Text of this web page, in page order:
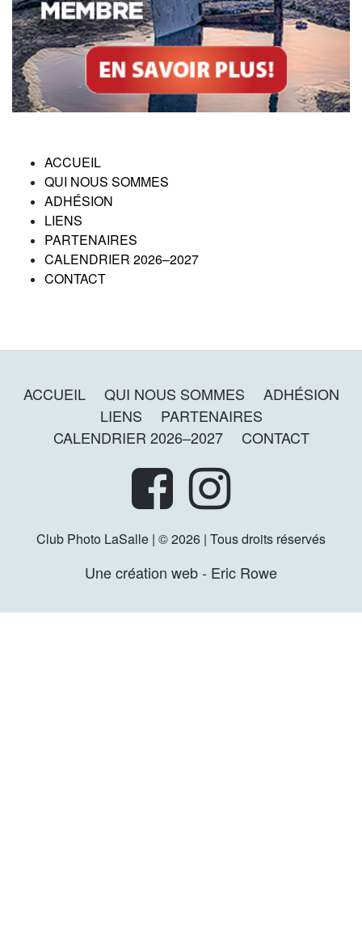
ACCUEIL
QUI NOUS SOMMES
ADHÉSION
LIENS
PARTENAIRES
CALENDRIER 2026–2027
CONTACT
ACCUEIL QUI NOUS SOMMES
ADHÉSION
LIENS
PARTENAIRES
CALENDRIER 2026–2027
CONTACT
Club Photo LaSalle | © 2026 | Tous droits réservés
Une création web - Eric Rowe